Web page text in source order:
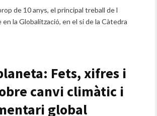
de 10 anys, el principal treball de l
la Globalització, en el si de la Càtedra
Fets, xifres i
canvi climàtic i
global